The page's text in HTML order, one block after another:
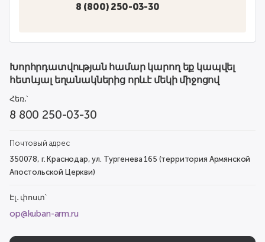
8 (800) 250-03-30
Խորհրդատվության համար կարող եք կապվել
հետևյալ եղանակներից որևէ մեկի միջոցով
Հեռ․՝
8 800 250-03-30
Почтовый адрес
350078, г. Краснодар, ул. Тургенева 165 (территория Армянской
Апостольской Церкви)
Էլ․ փոստ՝
op@kuban-arm.ru